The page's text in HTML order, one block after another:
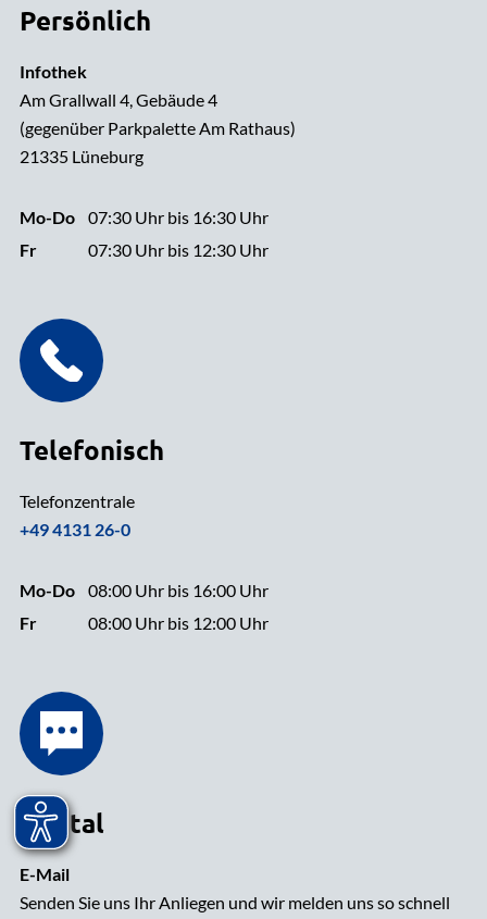
Persönlich
Infothek
Am Grallwall 4, Gebäude 4
(gegenüber Parkpalette Am Rathaus)
21335 Lüneburg
Mo-Do
Fr
07:30 Uhr bis 16:30 Uhr
07:30 Uhr bis 12:30 Uhr
Telefonisch
Telefonzentrale
+49 4131 26-0
Mo-Do
Fr
08:00 Uhr bis 16:00 Uhr
08:00 Uhr bis 12:00 Uhr
Digital
E-Mail
Senden Sie uns Ihr Anliegen und wir melden uns so schnell